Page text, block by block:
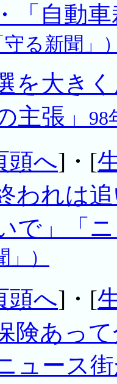
「自動
守る新聞」
を大き
主張」
98
頭へ]・[
われは
で」「
）
頭へ]・[
険あっ
ュース